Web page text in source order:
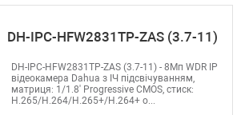
DH-IPC-HFW2831TP-ZAS (3.7-11)
DH-IPC-HFW2831TP-ZAS (3.7-11) - 8Mп WDR IP
відеокамера Dahua з ІЧ підсвічуванням,
матриця: 1/1.8' Progressive CMOS, стиск:
H.265/H.264/H.265+/H.264+ о...